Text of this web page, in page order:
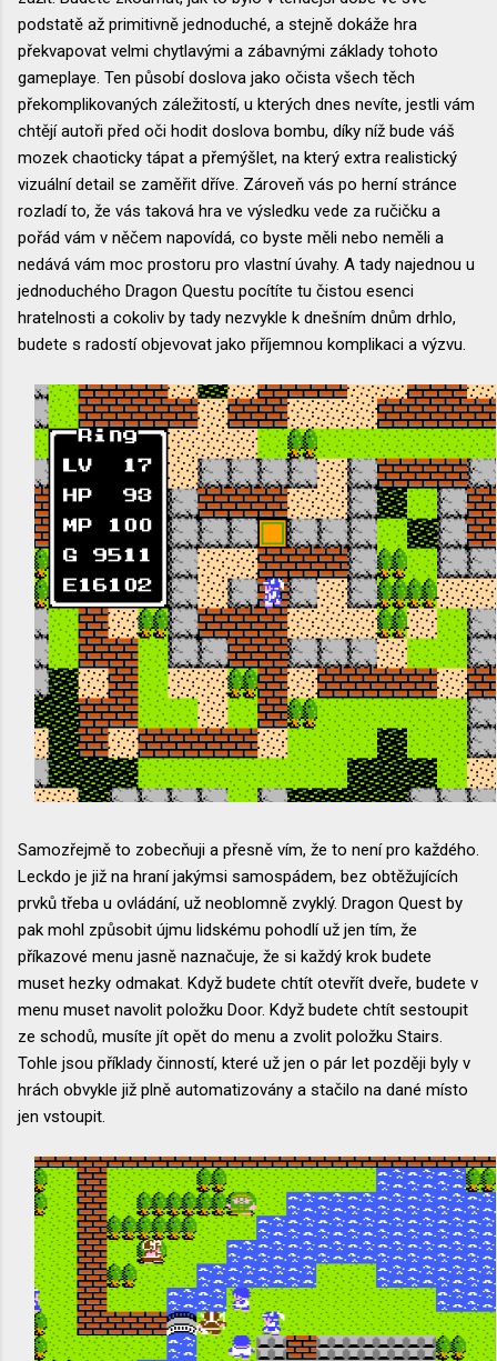
podstatě až primitivně jednoduché, a stejně dokáže hra
překvapovat velmi chytlavými a zábavnými základy tohoto
gameplaye. Ten působí doslova jako očista všech těch
překomplikovaných záležitostí, u kterých dnes nevíte, jestli vám
chtějí autoři před oči hodit doslova bombu, díky níž bude váš
mozek chaoticky tápat a přemýšlet, na který extra realistický
vizuální detail se zaměřit dříve. Zároveň vás po herní stránce
rozladí to, že vás taková hra ve výsledku vede za ručičku a
pořád vám v něčem napovídá, co byste měli nebo neměli a
nedává vám moc prostoru pro vlastní úvahy. A tady najednou u
jednoduchého Dragon Questu pocítíte tu čistou esenci
hratelnosti a cokoliv by tady nezvykle k dnešním dnům drhlo,
budete s radostí objevovat jako příjemnou komplikaci a výzvu.
Samozřejmě to zobecňuji a přesně vím, že to není pro každého.
Leckdo je již na hraní jakýmsi samospádem, bez obtěžujících
prvků třeba u ovládání, už neoblomně zvyklý. Dragon Quest by
pak mohl způsobit újmu lidskému pohodlí už jen tím, že
příkazové menu jasně naznačuje, že si každý krok budete
muset hezky odmakat. Když budete chtít otevřít dveře, budete v
menu muset navolit položku Door. Když budete chtít sestoupit
ze schodů, musíte jít opět do menu a zvolit položku Stairs.
Tohle jsou příklady činností, které už jen o pár let později byly v
hrách obvykle již plně automatizovány a stačilo na dané místo
jen vstoupit.